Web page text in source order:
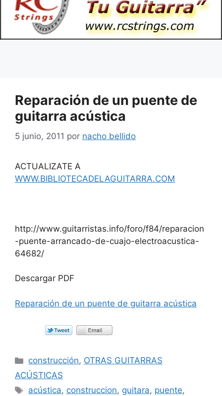
Reparación de un puente de
guitarra acústica
5 junio, 2011 por nacho bellido
ACTUALIZATE A
WWW.BIBLIOTECADELAGUITARRA.COM
http://www.guitarristas.info/foro/f84/reparacion
-puente-arrancado-de-cuajo-electroacustica-
64682/
Descargar PDF
Reparación de un puente de guitarra acústica
Categorías
construcción, OTRAS GUITARRAS
ACÚSTICAS
Etiquetas
acústica, construccion, guitara, puente,